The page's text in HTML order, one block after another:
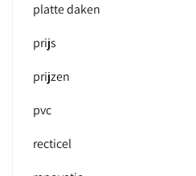
platte daken
prijs
prijzen
pvc
recticel